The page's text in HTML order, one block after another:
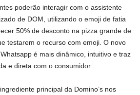
poderão interagir com o assistente
de DOM, utilizando o emoji de fatia
50% de desconto na pizza grande de
testarem o recurso com emoji. O novo
é mais dinâmico, intuitivo e traz
e direta com o consumidor.
principal da Domino’s nos